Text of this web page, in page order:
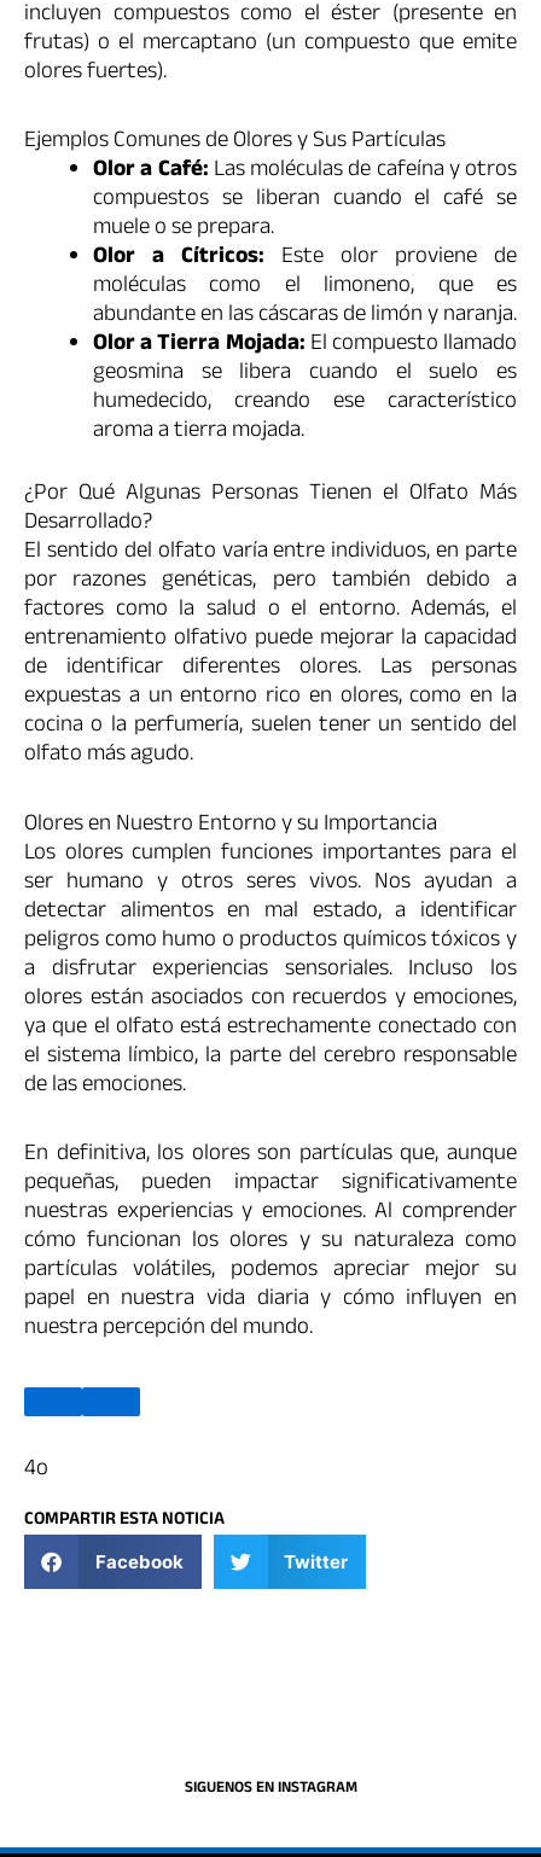
incluyen compuestos como el éster (presente en
frutas) o el mercaptano (un compuesto que emite
olores fuertes).
Ejemplos Comunes de Olores y Sus Partículas
Olor a Café:Las moléculas de cafeína y otros
compuestos se liberan cuando el café se
muele o se prepara.
Olor a Cítricos: Este olor proviene de
moléculas como el limoneno, que es
abundante en las cáscaras de limón y naranja.
Olor a Tierra Mojada:El compuesto llamado
geosmina se libera cuando el suelo es
humedecido, creando ese característico
aroma a tierra mojada.
¿Por Qué Algunas Personas Tienen el Olfato Más
Desarrollado?
El sentido del olfato varía entre individuos, en parte
por razones genéticas, pero también debido a
factores como la salud o el entorno. Además, el
entrenamiento olfativo puede mejorar la capacidad
de identificar diferentes olores. Las personas
expuestas a un entorno rico en olores, como en la
cocina o la perfumería, suelen tener un sentido del
olfato más agudo.
Olores en Nuestro Entorno y su Importancia
Los olores cumplen funciones importantes para el
ser humano y otros seres vivos. Nos ayudan a
detectar alimentos en mal estado, a identificar
peligros como humo o productos químicos tóxicos y
a disfrutar experiencias sensoriales. Incluso los
olores están asociados con recuerdos y emociones,
ya que el olfato está estrechamente conectado con
el sistema límbico, la parte del cerebro responsable
de las emociones.
En definitiva, los olores son partículas que, aunque
pequeñas, pueden impactar significativamente
nuestras experiencias y emociones. Al comprender
cómo funcionan los olores y su naturaleza como
partículas volátiles, podemos apreciar mejor su
papel en nuestra vida diaria y cómo influyen en
nuestra percepción del mundo.
4o
COMPARTIR ESTA NOTICIA
Facebook Twitter
SIGUENOS EN INSTAGRAM